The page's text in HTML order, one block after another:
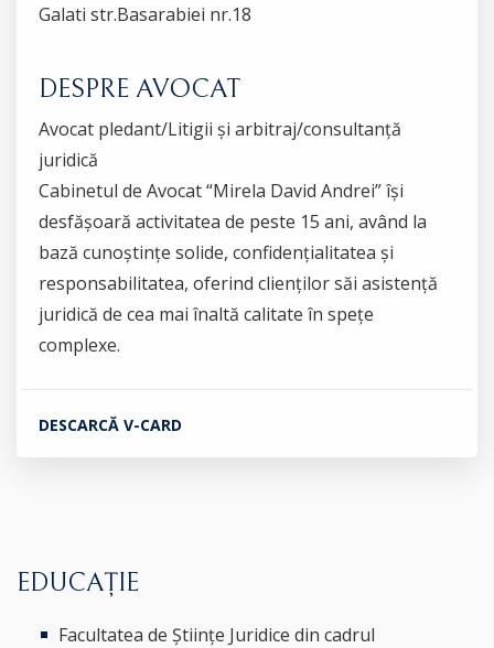
Galati str.Basarabiei nr.18
DESPRE AVOCAT
Avocat pledant/Litigii și arbitraj/consultanță
juridică
Cabinetul de Avocat “Mirela David Andrei” își
desfășoară activitatea de peste 15 ani, având la
bază cunoștințe solide, confidențialitatea și
responsabilitatea, oferind clienților săi asistență
juridică de cea mai înaltă calitate în spețe
complexe.
DESCARCĂ V-CARD
EDUCAȚIE
Facultatea de Științe Juridice din cadrul